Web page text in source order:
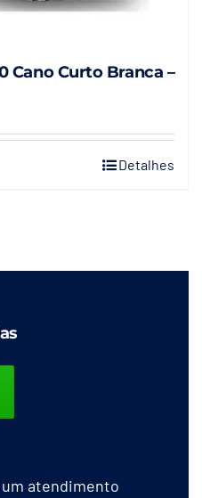
Cano Curto Branca –
Detalhes
atendimento